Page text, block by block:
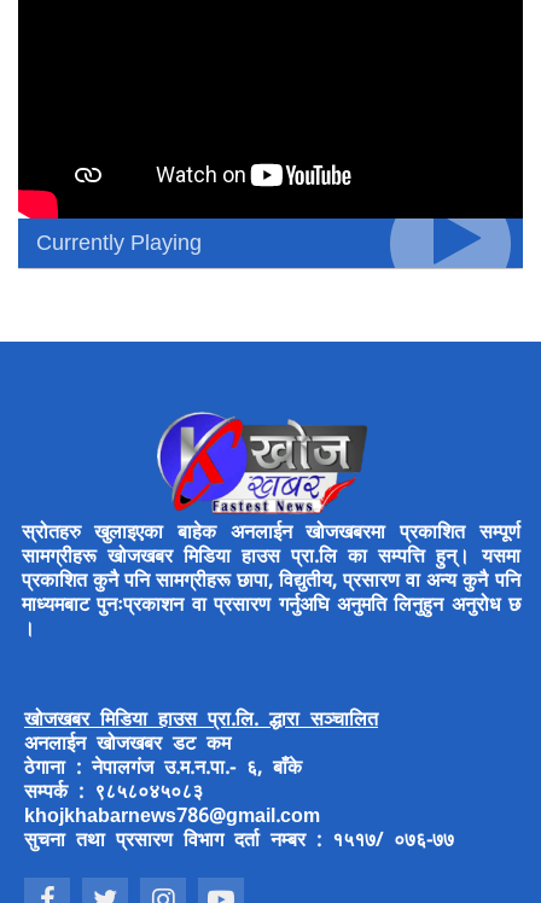
Currently Playing
स्रोतहरु खुलाइएका बाहेक अनलाईन खोजखबरमा प्रकाशित सम्पूर्ण
सामग्रीहरू खोजखबर मिडिया हाउस प्रा.लि का सम्पत्ति हुन्। यसमा
प्रकाशित कुनै पनि सामग्रीहरू छापा, विद्युतीय, प्रसारण वा अन्य कुनै पनि
माध्यमबाट पुनःप्रकाशन वा प्रसारण गर्नुअघि अनुमति लिनुहुन अनुरोध छ
।
खोजखबर मिडिया हाउस प्रा.लि. द्धारा सञ्चालित
अनलाईन खोजखबर डट कम
ठेगाना : नेपालगंज उ.म.न.पा.- ६, बाँके
सम्पर्क : ९८५८०४५०८३
khojkhabarnews786@gmail.com
सुचना तथा प्रसारण विभाग दर्ता नम्बर : १५१७/ ०७६-७७